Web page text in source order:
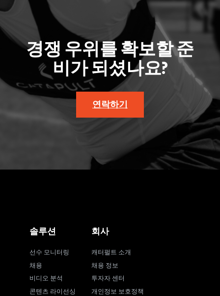
경쟁 우위를 확보할 준
비가 되셨나요?
연락하기
솔루션
선수 모니터링
채용
비디오 분석
콘텐츠 라이선싱
회사
캐터펄트 소개
채용 정보
투자자 센터
개인정보 보호정책